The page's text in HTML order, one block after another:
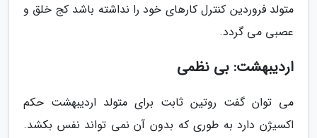
متولد فروردین کنترل کارهای خود را نداشته باشد کج خلق و
عصبی می گردد.
اردیبهشت: بی نظمی
می توان گفت روتین ثابت برای متولد اردیبهشت حکم
اکسیژن دارد به طوری که بدون آن نمی تواند نفس بکشد.